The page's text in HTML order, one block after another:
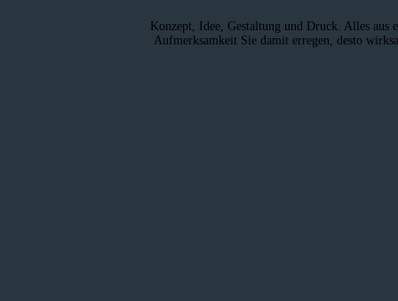
Konzept, Idee, Gestaltung und Druck. Alles
Aufmerksamkeit Sie damit erregen, desto